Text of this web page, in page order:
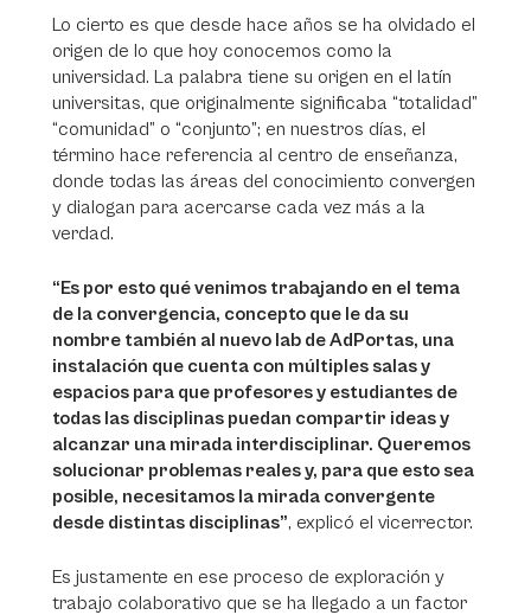
Lo cierto es que desde hace años se ha olvidado el
origen de lo que hoy conocemos como la
universidad. La palabra tiene su origen en el latín
universitas, que originalmente significaba “totalidad”
“comunidad” o “conjunto”; en nuestros días, el
término hace referencia al centro de enseñanza,
donde todas las áreas del conocimiento convergen
y dialogan para acercarse cada vez más a la
verdad.
“Es por esto qué venimos trabajando en el tema
de la convergencia, concepto que le da su
nombre también al nuevo lab de AdPortas, una
instalación que cuenta con múltiples salas y
espacios para que profesores y estudiantes de
todas las disciplinas puedan compartir ideas y
alcanzar una mirada interdisciplinar. Queremos
solucionar problemas reales y, para que esto sea
posible, necesitamos la mirada convergente
desde distintas disciplinas”, explicó el vicerrector.
Es justamente en ese proceso de exploración y
trabajo colaborativo que se ha llegado a un factor